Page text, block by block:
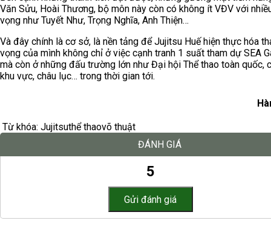
Văn Sửu, Hoài Thương, bộ môn này còn có không ít VĐV với
vọng như Tuyết Như, Trọng Nghĩa, Anh Thiện…
Và đây chính là cơ sở, là nền tảng để Jujitsu Huế hiện thực hóa
vọng của mình không chỉ ở việc cạnh tranh 1 suất tham dự SEA
mà còn ở những đấu trường lớn như Đại hội Thể thao toàn quốc,
khu vực, châu lục… trong thời gian tới.
Từ khóa: Jujitsuthể thaovõ thuật
ĐÁNH GIÁ
5